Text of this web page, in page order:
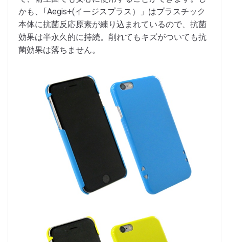
かも、｢Aegis+(イージスプラス）」はプラスチック
本体に抗菌反応原素が練り込まれているので、抗菌
効果は半永久的に持続。削れてもキズがついても抗
菌効果は落ちません。